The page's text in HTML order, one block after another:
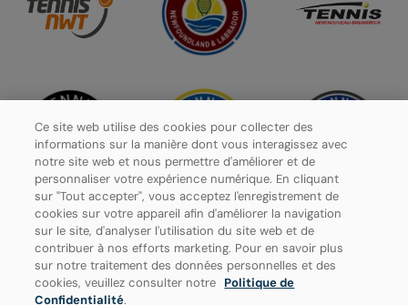
Politique de confidentialité
Paramètres des cookies
Ce site web utilise des cookies pour collecter des
informations sur la manière dont vous interagissez avec
notre site web et nous permettre d'améliorer et de
personnaliser votre expérience numérique. En cliquant
sur "Tout accepter", vous acceptez l'enregistrement de
cookies sur votre appareil afin d'améliorer la navigation
sur le site, d'analyser l'utilisation du site web et de
contribuer à nos efforts marketing. Pour en savoir plus
sur notre traitement des données personnelles et des
cookies, veuillez consulter notre Politique de
Confidentialité.